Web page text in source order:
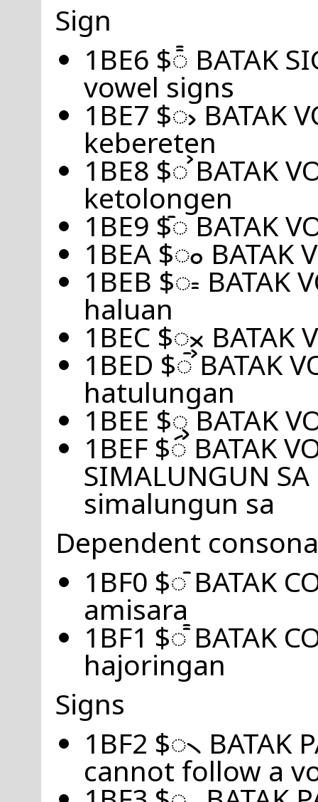
Sign
1BE6 $᯦ BATAK
vowel signs
1BE7 $ᯧ BATAK
kebereten
1BE8 $ᯨ BATAK
ketolongen
1BE9 $ᯩ BATAK
1BEA $ᯪ BATAK
1BEB $ᯫ BATAK
haluan
1BEC $ᯬ BATAK
1BED $ᯭ BATAK
hatulungan
1BEE $ᯮ BATAK
1BEF $ᯯ BATAK
SIMALUNGUN
simalungun sa
Dependent
1BF0 $ᯰ BATAK
amisara
1BF1 $ᯱ BATAK
hajoringan
Signs
1BF2 $᯲ BATAK
cannot follow a